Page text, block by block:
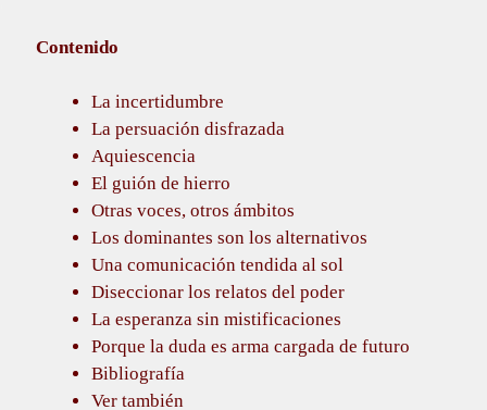
Contenido
La incertidumbre
La persuación disfrazada
Aquiescencia
El guión de hierro
Otras voces, otros ámbitos
Los dominantes son los alternativos
Una comunicación tendida al sol
Diseccionar los relatos del poder
La esperanza sin mistificaciones
Porque la duda es arma cargada de futuro
Bibliografía
Ver también